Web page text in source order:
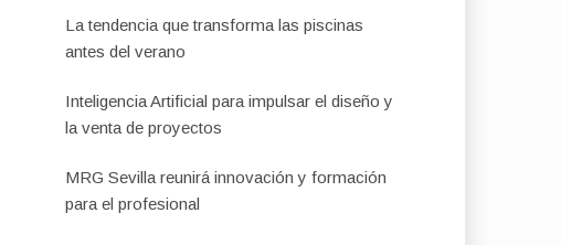
La tendencia que transforma las piscinas
antes del verano
Inteligencia Artificial para impulsar el diseño y
la venta de proyectos
MRG Sevilla reunirá innovación y formación
para el profesional